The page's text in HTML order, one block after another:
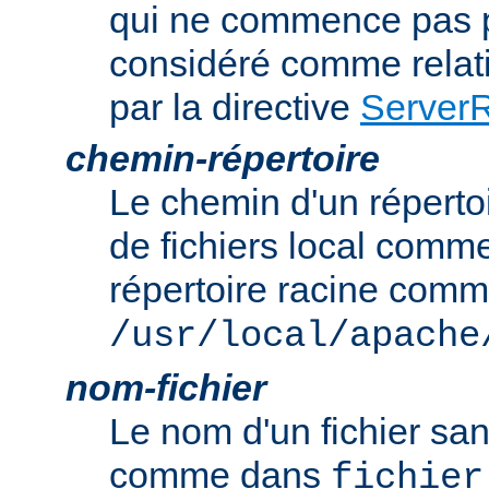
qui ne commence pas
considéré comme
par la directive
chemin-répertoire
Le chemin d'un
de fichiers local
répertoire racine
/usr/local/
nom-fichier
Le nom d'un fichier
comme dans